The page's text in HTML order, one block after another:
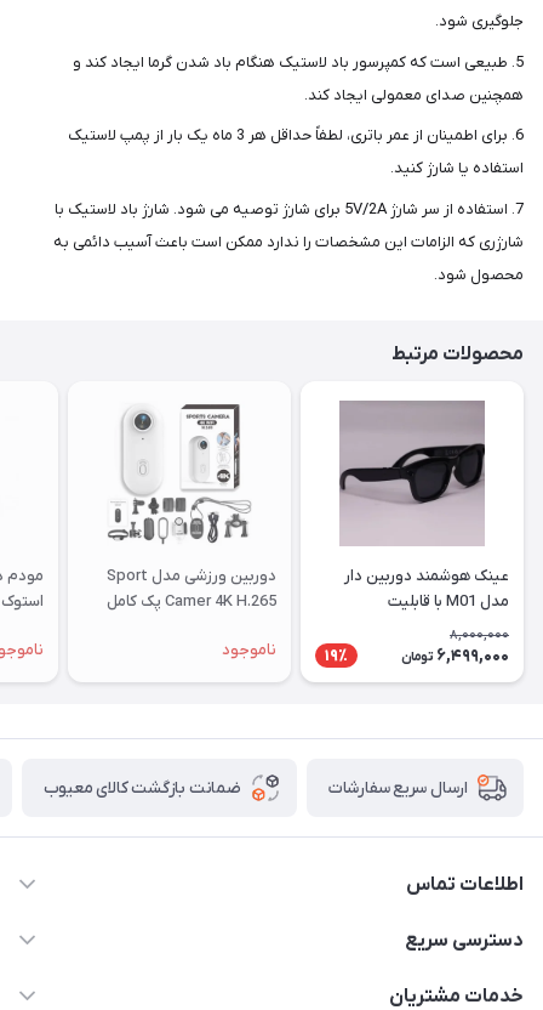
جلوگیری شود.
5. طبیعی است که کمپرسور باد لاستیک هنگام باد شدن گرما ایجاد کند و
همچنین صدای معمولی ایجاد کند.
6. برای اطمینان از عمر باتری، لطفاً حداقل هر 3 ماه یک بار از پمپ لاستیک
استفاده یا شارژ کنید.
7. استفاده از سر شارژ 5V/2A برای شارژ توصیه می شود. شارژ باد لاستیک با
شارژری که الزامات این مشخصات را ندارد ممکن است باعث آسیب دائمی به
محصول شود.
محصولات مرتبط
عینک هوشمند دوربین دار
مدل M01 با قابلیت
فیلم‌برداری ۴K
8,000,000
6,499,000 تومان 19٪
دوربین ورزشی مدل Sport
Camer 4K H.265 پک کامل
ناموجود
ارسال سریع سفارشات ضمانت بازگشت کالای معیوب
اطلاعات تماس
واتساپ و تماس 09910568493
دسترسی سریع
حساب کاربری
خدمات مشتریان